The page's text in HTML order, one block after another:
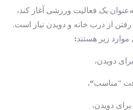
یک فعالیت ورزشی آغاز کند،
از درب خانه و دویدن نیاز است.
زیر هستند:
دویدن،
“مناسب“،
دویدن،